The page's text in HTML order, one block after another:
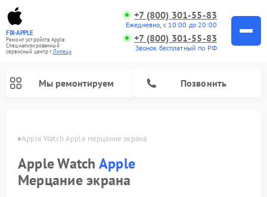
FIX-APPLE
Ремонт устройств Apple
Специализированный
cервисный центр г.Липецк
+7 (800) 301-55-83
Ежедневно, с 10:00 до 20:00
+7 (800) 301-55-83
Звонок бесплатный по РФ
Мы ремонтируем Позвонить
Apple Watch Apple мерцание экрана
Apple Watch Apple
Мерцание экрана